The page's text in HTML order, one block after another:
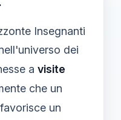
Insegnanti
dei
a visite
che un
un